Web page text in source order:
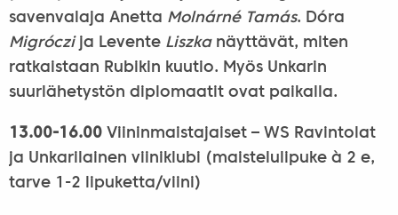
savenvalaja Anetta Molnárné Tamás. Dóra
Migróczi ja Levente Liszka näyttävät, miten
ratkaistaan Rubikin kuutio. Myös Unkarin
suurlähetystön diplomaatit ovat paikalla.
13.00-16.00Viininmaistajaiset – WS Ravintolat
ja Unkarilainen viiniklubi (maistelulipuke à 2 e,
tarve 1-2 lipuketta/viini)